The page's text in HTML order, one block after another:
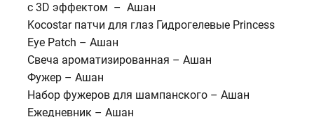
с 3D эффектом – Ашан
Kocostar патчи для глаз Гидрогелевые Princess
Eye Patch – Ашан
Свеча ароматизированная – Ашан
Фужер – Ашан
Набор фужеров для шампанского – Ашан
Ежедневник – Ашан